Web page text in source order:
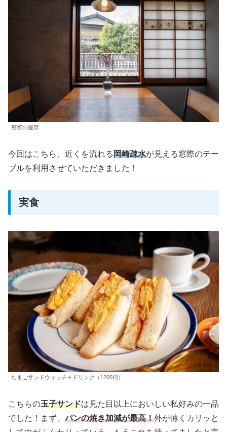
窓際の座席
今回はこちら、近くを流れる岡崎疎水が見える窓際のテー
ブルを利用させていただきました！
実食
たまごサンドウィッチ＋ドリンク（1200円）
こちらの玉子サンドは見た目以上においしい私好みの一品
でした！まず、パンの焼き加減が最高！外が薄くカリッと